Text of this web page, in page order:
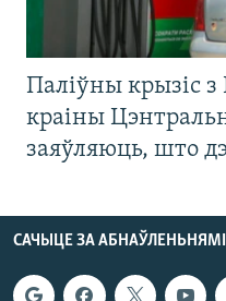
Паліўны крызіс з
краіны
заяўляюць, што
САЧЫЦЕ ЗА АБНАЎЛЕНЬНЯМІ